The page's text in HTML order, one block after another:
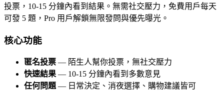
投票，10-15 分鐘內看到結果。無需社交壓力，免費用戶每天
可發 5 題，Pro 用戶解鎖無限發問與優先曝光。
核心功能
匿名投票 — 陌生人幫你投票，無社交壓力
快速結果 — 10-15 分鐘內看到多數意見
任何問題 — 日常決定、消夜選擇、購物建議皆可